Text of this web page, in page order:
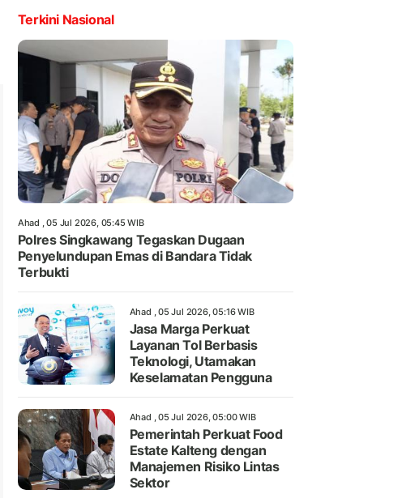
Terkini Nasional
Ahad , 05 Jul 2026, 05:45 WIB
Polres Singkawang Tegaskan Dugaan
Penyelundupan Emas di Bandara Tidak
Terbukti
Ahad , 05 Jul 2026, 05:16 WIB
Jasa Marga Perkuat
Layanan Tol Berbasis
Teknologi, Utamakan
Keselamatan Pengguna
Ahad , 05 Jul 2026, 05:00 WIB
Pemerintah Perkuat Food
Estate Kalteng dengan
Manajemen Risiko Lintas
Sektor